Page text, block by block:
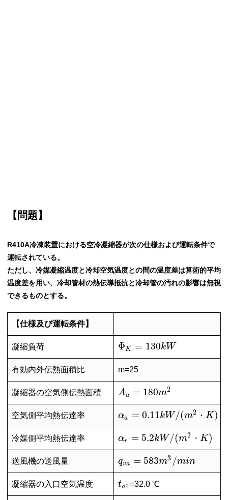
【問題】
R410A冷凍装置における空冷凝縮器が次の仕様および運転条件で
運転されている。
ただし、冷媒凝縮温度と冷却空気温度との間の温度差は算術的平均
温度差を用い、冷却管材の熱伝導抵抗と冷却管の汚れの影響は無視
できるものとする。
【仕様及び運転条件】
凝縮負荷 ΦK = 130kW
有効内外伝熱面積比 m=25
凝縮器の空気側伝熱面積 Aa = 180m2
空気側平均熱伝達率 αa = 0.11kW/(m2 ・ K)
冷媒側平均熱伝達率 αr = 5.2kW/(m2 ・ K)
送風機の送風量 qva = 583m3 /min
凝縮器の入口空気温度 ta1=32.0 ℃